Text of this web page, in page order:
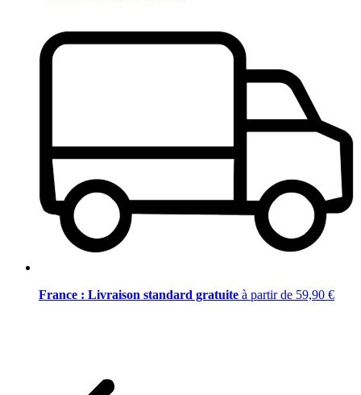
France : Livraison standard gratuite à partir de 59,90 €